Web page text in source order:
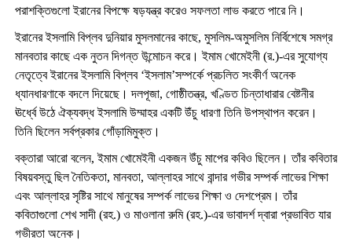
পরাশক্তিগুলো ইরানের বিপক্ষে ষড়যন্ত্র করেও সফলতা লাভ করতে পারে নি।
ইরানের ইসলামি বিপ্লব দুনিয়ার মুসলমানের কাছে, মুসলিম-অমুসলিম নির্বিশেষে সমগ্র
মানবতার কাছে এক নুতন দিগন্ত উন্মোচন করে। ইমাম খোমেইনী (র.)-এর সুযোগ্য
নেতৃত্বে ইরানের ইসলামি বিপ্লব ‘ইসলাম’সম্পর্কে প্রচলিত সংকীর্ণ অনেক
ধ্যানধারণাকে বদলে দিয়েছে। দলপূজা, গোষ্ঠীতন্ত্র, খণ্ডিত চিন্তাধারার বেষ্টনীর
ঊর্ধ্বে উঠে ঐক্যবদ্ধ ইসলামি উম্মাহর একটি উঁচু ধারণা তিনি উপস্থাপন করেন।
তিনি ছিলেন সর্বপ্রকার গোঁড়ামিমুক্ত।
বক্তারা আরো বলেন, ইমাম খোমেইনী একজন উঁচু মাপের কবিও ছিলেন। তাঁর কবিতার
বিষয়বস্তু ছিল নৈতিকতা, মানবতা, আল্লাহর সাথে বান্দার গভীর সম্পর্ক লাভের শিক্ষা
এবং আল্লাহর সৃষ্টির সাথে মানুষের সম্পর্ক লাভের শিক্ষা ও দেশপ্রেম। তাঁর
কবিতাগুলো শেখ সাদী (রহ.) ও মাওলানা রুমি (রহ.)-এর ভাবাদর্শ দ্বারা প্রভাবিত যার
গভীরতা অনেক।